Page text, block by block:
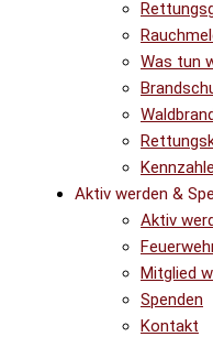
Was tun
Aktiv werden &
Aktiv
Mitglied
Spenden
Kontakt